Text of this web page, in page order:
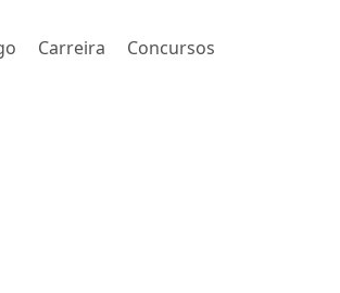
Carreira Concursos